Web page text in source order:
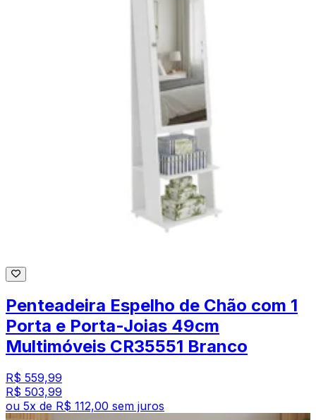
Penteadeira Espelho de Chão com 1
Porta e Porta-Joias 49cm
Multimóveis CR35551 Branco
R$ 559,99
R$ 503,99
ou 5x de R$ 112,00 sem juros